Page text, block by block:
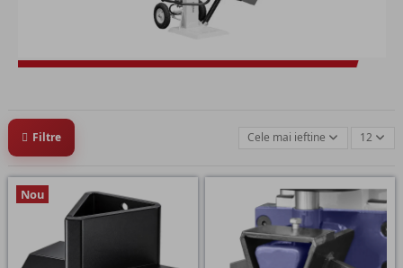
Filtre Cele mai ieftine 12
Nou